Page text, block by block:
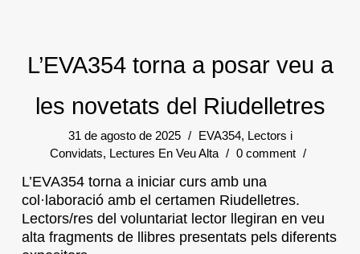
L’EVA354 torna a posar veu a
les novetats del Riudelletres
31 de agosto de 2025 / EVA354, Lectors i
Convidats, Lectures En Veu Alta / 0 comment /
L’EVA354 torna a iniciar curs amb una
col·laboració amb el certamen Riudelletres.
Lectors/res del voluntariat lector llegiran en veu
alta fragments de llibres presentats pels diferents